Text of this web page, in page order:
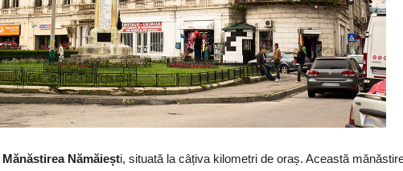
Mănăstirea Nămăiești, situată la câțiva kilometri de oraș. Această